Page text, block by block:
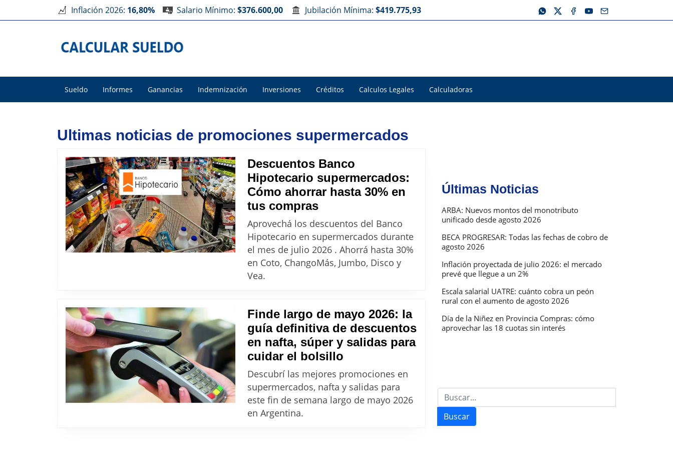
Inflación 2026: 16,80% Salario Mínimo: $376.600,00 Jubilación Mínima: $419.775,93
Sueldo Informes Ganancias Indemnización Inversiones Créditos Calculos Legales Calculadoras
Ultimas noticias de promociones supermercados
Descuentos Banco
Hipotecario supermercados:
Cómo ahorrar hasta 30% en
tus comprasDescuentos
Banco
Hipotecario
supermercados:
Cómo
en
tus
compras
Aprovechá los descuentos del Banco
Hipotecario en supermercados durante
el mes de julio 2026 . Ahorrá hasta 30%
en Coto, ChangoMás, Jumbo, Disco y
Vea.
Finde largo de mayo 2026: la
guía definitiva de descuentos
en nafta, súper y salidas para
cuidar el bolsillo
largo
de
mayo
Descubrí las mejores promociones en
supermercados, nafta y salidas para
este fin de semana largo de mayo 2026
en Argentina.
Últimas Noticias
ARBA: Nuevos montos del monotributo
unificado desde agosto 2026
BECA PROGRESAR: Todas las fechas de cobro de
agosto 2026
Inflación proyectada de julio 2026: el mercado
prevé que llegue a un 2%
Escala salarial UATRE: cuánto cobra un peón
rural con el aumento de agosto 2026
Día de la Niñez en Provincia Compras: cómo
aprovechar las 18 cuotas sin interés
Buscar